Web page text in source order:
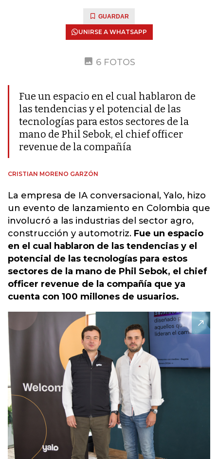
GUARDAR
UNIRSE A WHATSAPP
6 FOTOS
Fue un espacio en el cual hablaron de
las tendencias y el potencial de las
tecnologías para estos sectores de la
mano de Phil Sebok, el chief officer
revenue de la compañía
CRISTIAN MORENO GARZÓN
La empresa de IA conversacional, Yalo, hizo
un evento de lanzamiento en Colombia que
involucró a las industrias del sector agro,
construcción y automotriz. Fue un espacio
en el cual hablaron de las tendencias y el
potencial de las tecnologías para estos
sectores de la mano de Phil Sebok, el chief
officer revenue de la compañía que ya
cuenta con 100 millones de usuarios.